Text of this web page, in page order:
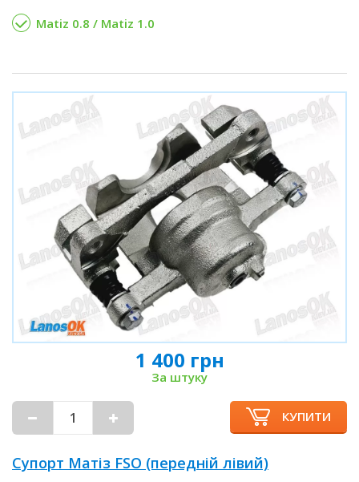
Matiz 0.8 / Matiz 1.0
1 400 грн
За штуку
КУПИТИ
Супорт Матіз FSO (передній лівий)